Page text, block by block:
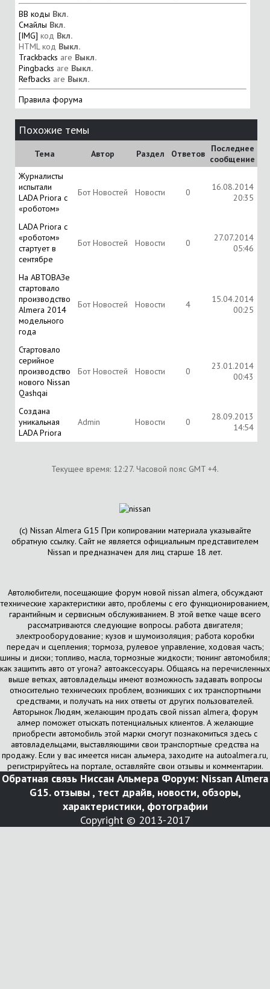
BB коды Вкл.
Смайлы Вкл.
[IMG] код Вкл.
HTML код Выкл.
Trackbacks are Выкл.
Pingbacks are Выкл.
Refbacks are Выкл.
Правила форума
Похожие темы
Тема Автор Раздел Ответов
Последнее
сообщение
Журналисты
испытали
LADA Priora с
«роботом»
Бот Новостей Новости 0
16.08.2014
20:35
LADA Priora с
«роботом»
стартует в
сентябре
Бот Новостей Новости 0
27.07.2014
05:46
На АВТОВАЗе
стартовало
производство
Almera 2014
модельного
года
Бот Новостей Новости 4
15.04.2014
00:25
Стартовало
серийное
производство
нового Nissan
Qashqai
Бот Новостей Новости 0
23.01.2014
00:43
Создана
уникальная
LADA Priora
Аdmin Новости 0
28.09.2013
14:54
Текущее время: 12:27. Часовой пояс GMT +4.
(с) Nissan Almera G15 При копировании материала указывайте
обратную ссылку. Сайт не является официальным представителем
Nissan и предназначен для лиц старше 18 лет.
Автолюбители, посещающие форум новой nissan almera, обсуждают
технические характеристики авто, проблемы с его функционированием,
гарантийным и сервисным обслуживанием. В этой ветке чаще всего
рассматриваются следующие вопросы. работа двигателя;
электрооборудование; кузов и шумоизоляция; работа коробки
передач и сцепления; тормоза, рулевое управление, ходовая часть;
шины и диски; топливо, масла, тормозные жидкости; тюнинг автомобиля;
как защитить авто от угона? автоаксессуары. Общаясь на перечисленных
выше ветках, автовладельцы имеют возможность задавать вопросы
относительно технических проблем, возникших с их транспортными
средствами, и получать на них ответы от других пользователей.
Авторынок Людям, желающим продать свой nissan almera, форум
алмер поможет отыскать потенциальных клиентов. А желающие
приобрести автомобиль этой марки смогут познакомиться здесь с
автовладельцами, выставляющими свои транспортные средства на
продажу. Если у вас имеется нисан альмера, заходите на autoalmera.ru,
регистрируйтесь на портале, оставляйте свои отзывы и комментарии.
Обратная связь Ниссан Альмера Форум: Nissan Almera
G15. отзывы , тест драйв, новости, обзоры,
характеристики, фотографии
Copyright © 2013-2017